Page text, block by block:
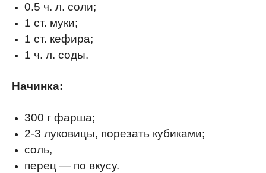
0.5 ч. л. соли;
1 ст. муки;
1 ст. кефира;
1 ч. л. соды.
Начинка:
300 г фарша;
2-3 луковицы, порезать кубиками;
соль,
перец — по вкусу.